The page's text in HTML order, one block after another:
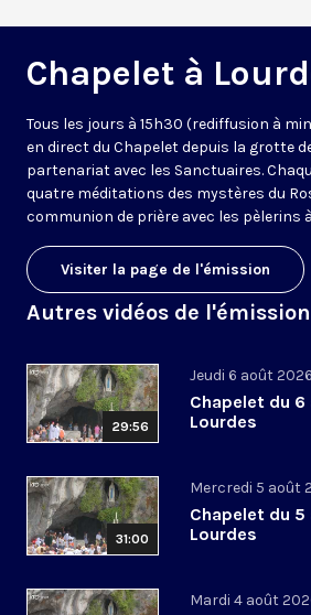
Chapelet à
Tous les jours à 15h30 (rediffusion à
en direct du Chapelet depuis la grotte
partenariat avec les Sanctuaires.
quatre méditations des mystères du
communion de prière avec les pèlerins
Visiter la page de l'émission
Autres vidéos de l'émission
29:56
Jeudi 6 août 2026
Chapelet du
Lourdes
31:00
Mercredi 5 août
Chapelet du
Lourdes
Mardi 4 août